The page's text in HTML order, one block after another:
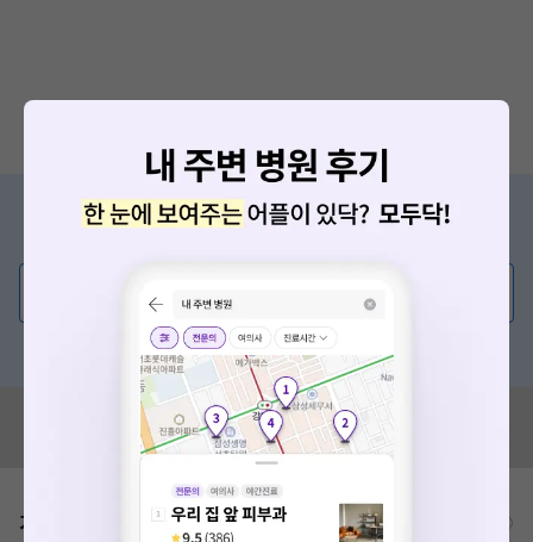
증상/치료, 궁금한 점이 있나요?
💬 무엇이든 물어보세요
혹은, 의료상담 서비스에 다양한 게시글 보러가기
혹시 잘못된 병원정보가 있나요?
모두닥 팀에 알려주세요!
가격표 비급여/급여 진료란?